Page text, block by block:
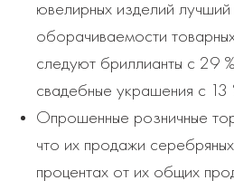
ювелирных изделий лучший
оборачиваемости
следуют бриллианты с 29
свадебные украшения с 13
Опрошенные розничные
что их продажи
процентах от их общих